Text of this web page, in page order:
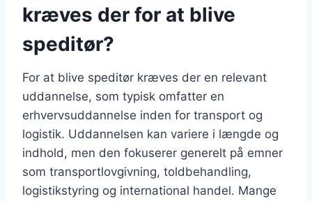
kræves der for at blive
speditør?
For at blive speditør kræves der en relevant
uddannelse, som typisk omfatter en
erhvervsuddannelse inden for transport og
logistik. Uddannelsen kan variere i længde og
indhold, men den fokuserer generelt på emner
som transportlovgivning, toldbehandling,
logistikstyring og international handel. Mange